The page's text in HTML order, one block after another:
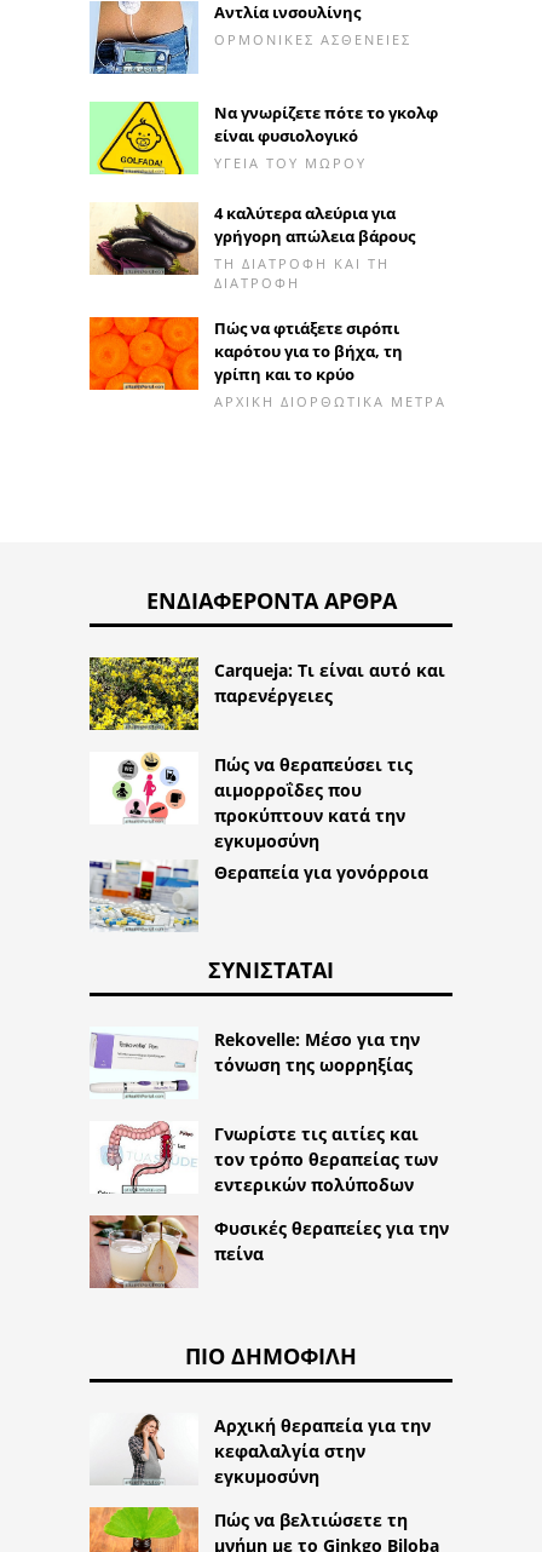
Αντλία ινσουλίνης
ΟΡΜΟΝΙΚΈΣ ΑΣΘΈΝΕΙΕΣ
Να γνωρίζετε πότε το γκολφ
είναι φυσιολογικό
ΥΓΕΊΑ ΤΟΥ ΜΩΡΟΎ
4 καλύτερα αλεύρια για
γρήγορη απώλεια βάρους
ΤΗ ΔΙΑΤΡΟΦΉ ΚΑΙ ΤΗ
ΔΙΑΤΡΟΦΉ
Πώς να φτιάξετε σιρόπι
καρότου για το βήχα, τη
γρίπη και το κρύο
ΑΡΧΙΚΉ ΔΙΟΡΘΩΤΙΚΆ ΜΈΤΡΑ
ΕΝΔΙΑΦΈΡΟΝΤΑ ΆΡΘΡΑ
Carqueja: Τι είναι αυτό και
παρενέργειες
Πώς να θεραπεύσει τις
αιμορροΐδες που
προκύπτουν κατά την
εγκυμοσύνη
Θεραπεία για γονόρροια
ΣΥΝΙΣΤΆΤΑΙ
Rekovelle: Μέσο για την
τόνωση της ωορρηξίας
Γνωρίστε τις αιτίες και
τον τρόπο θεραπείας των
εντερικών πολύποδων
Φυσικές θεραπείες για την
πείνα
ΠΙΟ ΔΗΜΟΦΙΛΉ
Αρχική θεραπεία για την
κεφαλαλγία στην
εγκυμοσύνη
Πώς να βελτιώσετε τη
μνήμη με το Ginkgo Biloba